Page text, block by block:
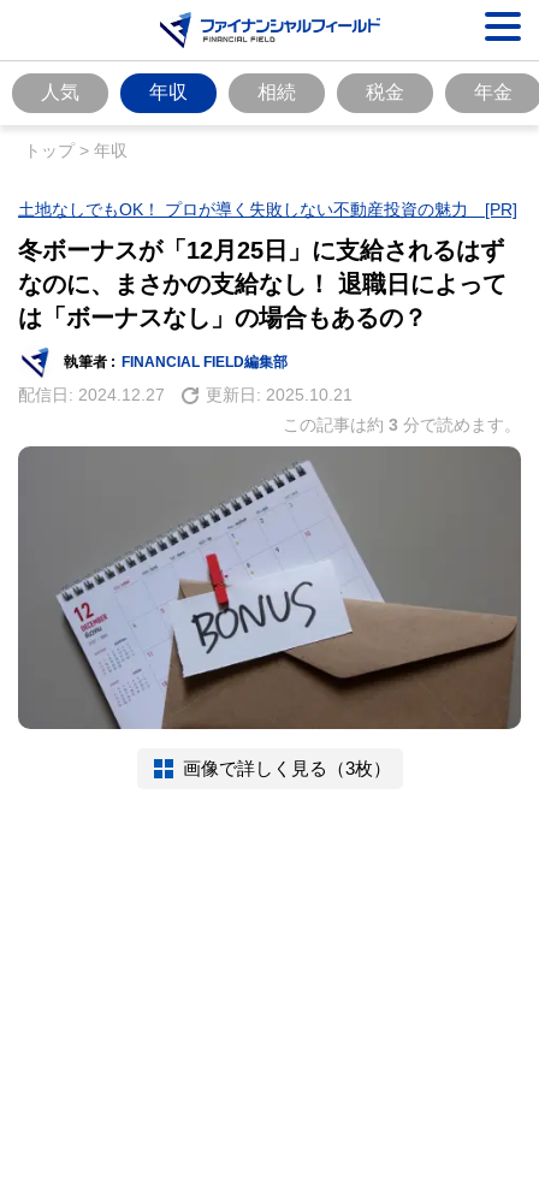
人気 年収 相続 税金 年金
トップ> 年収
土地なしでもOK！ プロが導く失敗しない不動産投資の魅力 [PR]
冬ボーナスが「12月25日」に支給されるはず
なのに、まさかの支給なし！ 退職日によって
は「ボーナスなし」の場合もあるの？
執筆者 : FINANCIAL FIELD編集部
配信日: 2024.12.27 更新日: 2025.10.21
この記事は約 3 分で読めます。
画像で詳しく見る（3枚）